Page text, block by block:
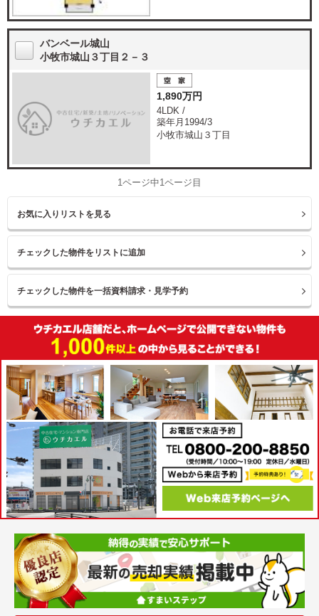
バンベール城山
小牧市城山３丁目２－３
1,890万円
4LDK /
築年月1994/3
小牧市城山３丁目
1ページ中1ページ目
お気に入りリストを見る